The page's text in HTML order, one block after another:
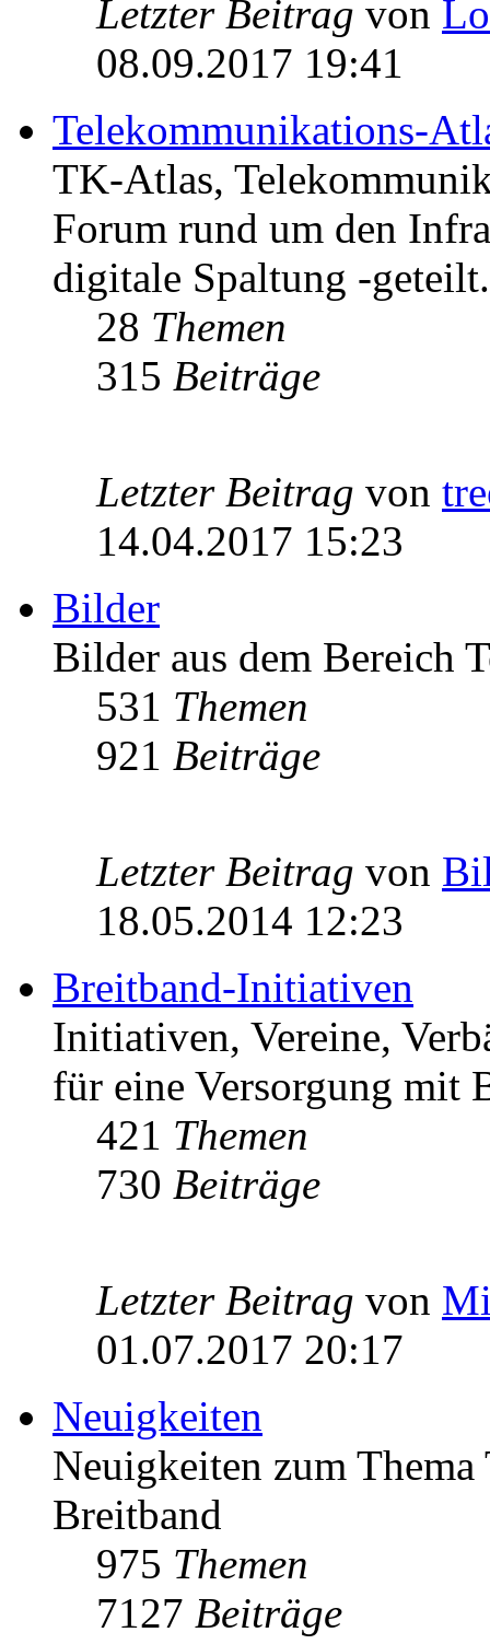
Letzter Beitrag von
08.09.2017 19:41
Telekommunikations-
TK-Atlas,
Forum rund um den
digitale Spaltung -
28 Themen
315 Beiträge
Letzter Beitrag von
14.04.2017 15:23
Bilder
Bilder aus dem Bereich
531 Themen
921 Beiträge
Letzter Beitrag von
18.05.2014 12:23
Breitband-Initiativen
Initiativen, Vereine,
für eine Versorgung mit
421 Themen
730 Beiträge
Letzter Beitrag von
01.07.2017 20:17
Neuigkeiten
Neuigkeiten zum
Breitband
975 Themen
7127 Beiträge